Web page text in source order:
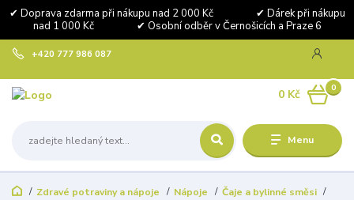
✔ Doprava zdarma při nákupu nad 2 000 Kč ✔ Dárek při nákupu
nad 1 000 Kč ✔ Osobní odběr v Černošicích a Praze 6
Menu
+420 777 986 087
0
0 Kč
Zdravé potraviny a nápoje Nápoje
Čaje a bylinné směsi